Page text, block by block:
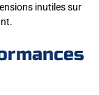
inutiles sur